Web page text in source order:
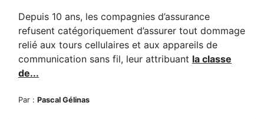
Depuis 10 ans, les compagnies d’assurance
refusent catégoriquement d’assurer tout dommage
relié aux tours cellulaires et aux appareils de
communication sans fil, leur attribuant la classe
de...
Par : Pascal Gélinas